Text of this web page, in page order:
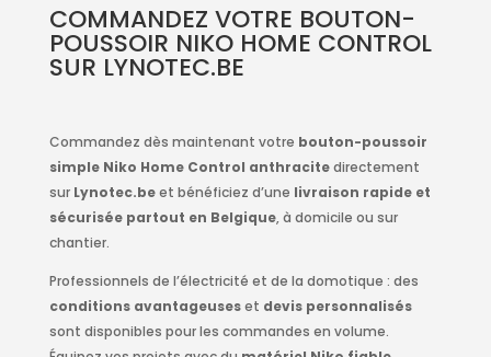
COMMANDEZ VOTRE BOUTON-
POUSSOIR NIKO HOME CONTROL
SUR LYNOTEC.BE
Commandez dès maintenant votre bouton-poussoir
simple Niko Home Control anthracitedirectement
sur Lynotec.beet bénéficiez d’une livraison rapide et
sécurisée partout en Belgique, à domicile ou sur
chantier.
Professionnels de l’électricité et de la domotique : des
conditions avantageuseset devis personnalisés
sont disponibles pour les commandes en volume.